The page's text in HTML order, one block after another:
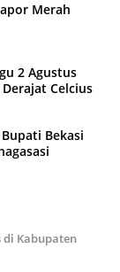
Merah
2 Agustus
Celcius
Bekasi
Kabupaten